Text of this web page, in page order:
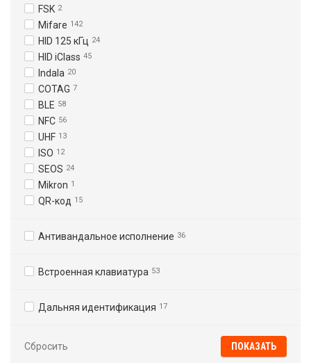
FSK 2
Mifare 142
HID 125 кГц 24
HID iClass 45
Indala 20
COTAG 7
BLE 58
NFC 56
UHF 13
ISO 12
SEOS 24
Mikron 1
QR-код 15
Антивандальное исполнение 36
Встроенная клавиатура 53
Дальняя идентификация 17
Сбросить